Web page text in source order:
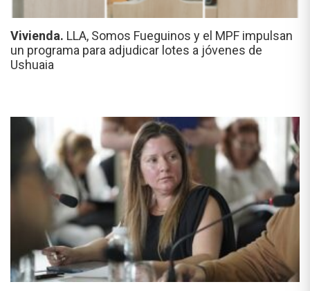
Vivienda. LLA, Somos Fueguinos y el MPF impulsan
un programa para adjudicar lotes a jóvenes de
Ushuaia